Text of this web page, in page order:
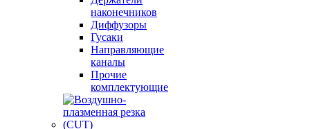
наконечников
Диффузоры
Гусаки
Направляющие
каналы
Прочие
комплектующие